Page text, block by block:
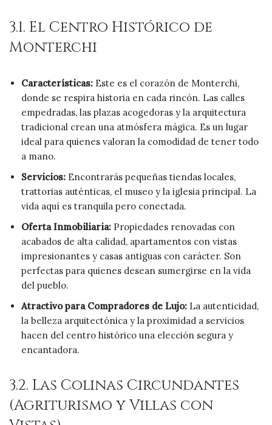
3.1. El Centro Histórico de
Monterchi
Características: Este es el corazón de Monterchi,
donde se respira historia en cada rincón. Las calles
empedradas, las plazas acogedoras y la arquitectura
tradicional crean una atmósfera mágica. Es un lugar
ideal para quienes valoran la comodidad de tener todo
a mano.
Servicios: Encontrarás pequeñas tiendas locales,
trattorias auténticas, el museo y la iglesia principal. La
vida aquí es tranquila pero conectada.
Oferta Inmobiliaria: Propiedades renovadas con
acabados de alta calidad, apartamentos con vistas
impresionantes y casas antiguas con carácter. Son
perfectas para quienes desean sumergirse en la vida
del pueblo.
Atractivo para Compradores de Lujo: La autenticidad,
la belleza arquitectónica y la proximidad a servicios
hacen del centro histórico una elección segura y
encantadora.
3.2. Las Colinas Circundantes
(Agriturismo y Villas con